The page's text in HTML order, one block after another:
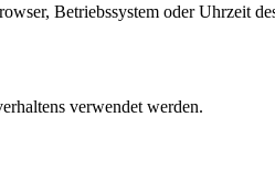
Betriebssystem oder Uhrzeit
verwendet werden.